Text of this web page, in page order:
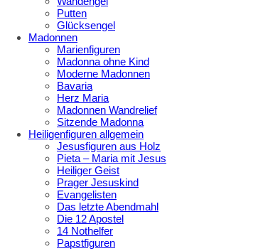
Putten
Glücksengel
Madonnen
Marienfiguren
Madonna ohne Kind
Moderne Madonnen
Bavaria
Herz Maria
Madonnen Wandrelief
Sitzende Madonna
Heiligenfiguren allgemein
Jesusfiguren aus Holz
Pieta – Maria mit Jesus
Heiliger Geist
Prager Jesuskind
Evangelisten
Das letzte Abendmahl
Die 12 Apostel
14 Nothelfer
Papstfiguren